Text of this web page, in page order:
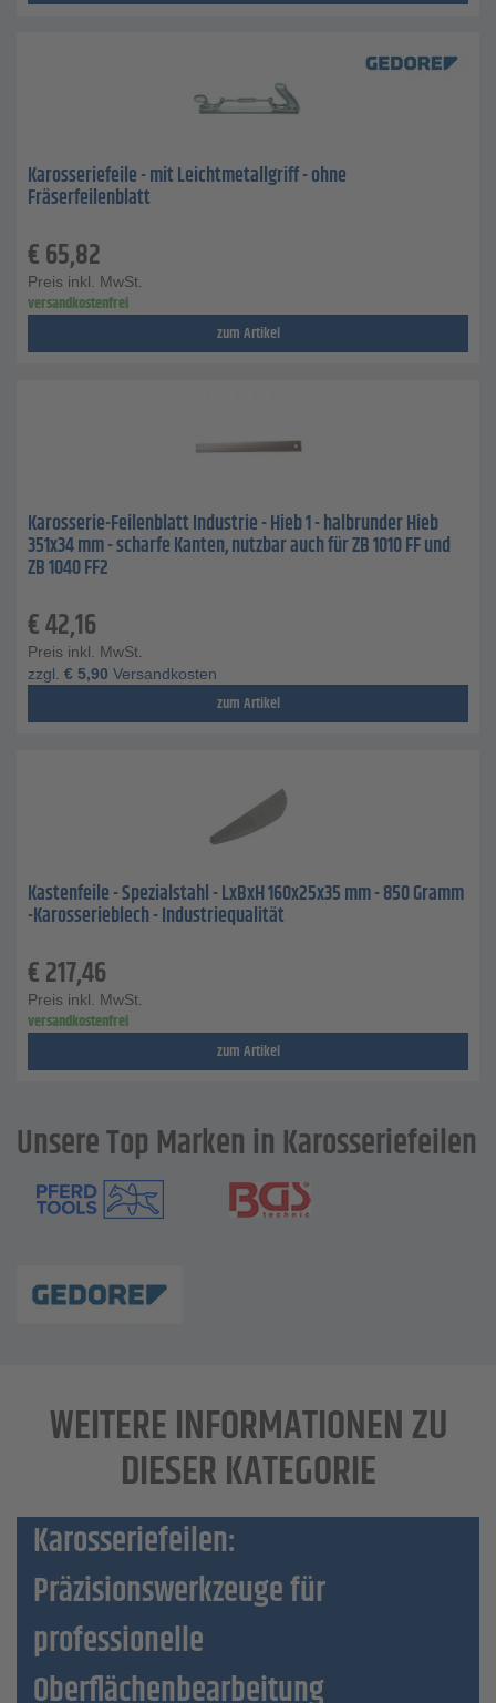
Karosseriefeile - mit Leichtmetallgriff - ohne
Fräserfeilenblatt
€65,82
Preis inkl. MwSt.
versandkostenfrei
zum Artikel
Karosserie-Feilenblatt Industrie - Hieb 1 - halbrunder Hieb
351x34 mm - scharfe Kanten, nutzbar auch für ZB 1010 FF und
ZB 1040 FF2
€42,16
Preis inkl. MwSt.
zzgl. € 5,90 Versandkosten
zum Artikel
Kastenfeile - Spezialstahl - LxBxH 160x25x35 mm - 850 Gramm
-Karosserieblech - Industriequalität
€217,46
Preis inkl. MwSt.
versandkostenfrei
zum Artikel
Unsere Top Marken in Karosseriefeilen
WEITERE INFORMATIONEN ZU
DIESER KATEGORIE
Karosseriefeilen:
Präzisionswerkzeuge für
professionelle
Oberflächenbearbeitung